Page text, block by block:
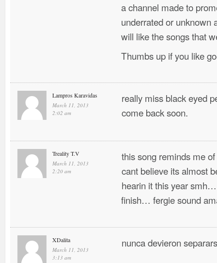
a channel made to
underrated or unknown
will like the songs that
Thumbs up if you like
Lampros Karavidas
March 11, 2013
2:02 am
really miss black eyed
come back soon.
Treality T.V
March 11, 2013
2:20 am
this song reminds me
cant believe its almost
hearin it this year
finish… fergie sound
XDalita
March 11, 2013
3:13 am
nunca devieron